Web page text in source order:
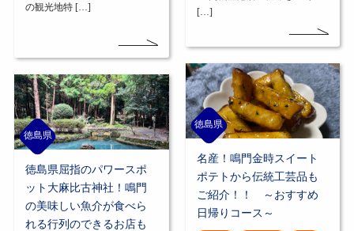
の観光地特 […]
[…]
徳島県
徳島県屈指のパワースポ
ット大麻比古神社！鳴門
の美味しい魚介が食べら
れる行列のできるお店も
徳島県
名産！鳴門金時スイート
ポテトから伝統工芸品も
ご紹介！！ ～おすすめ
日帰りコース～